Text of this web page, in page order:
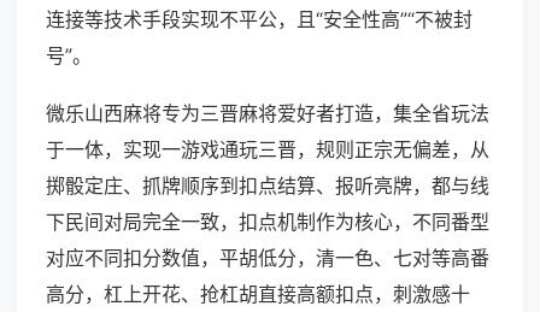
连接等技术手段实现不平公，且“安全性高”“不被封
号”。
微乐山西麻将专为三晋麻将爱好者打造，集全省玩法
于一体，实现一游戏通玩三晋，规则正宗无偏差，从
掷骰定庄、抓牌顺序到扣点结算、报听亮牌，都与线
下民间对局完全一致，扣点机制作为核心，不同番型
对应不同扣分数值，平胡低分，清一色、七对等高番
高分，杠上开花、抢杠胡直接高额扣点，刺激感十